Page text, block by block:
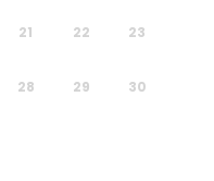
21 22 23
28 29 30